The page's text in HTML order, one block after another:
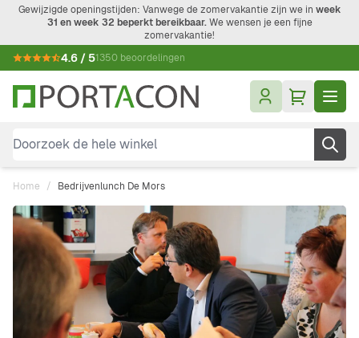
Ga naar de inhoud
Gewijzigde openingstijden: Vanwege de zomervakantie zijn we in week
31 en week 32 beperkt bereikbaar.We wensen je een fijne
zomervakantie!
4.6 / 51350 beoordelingen
Doorzoek de hele winkel
Home / Bedrijvenlunch De Mors